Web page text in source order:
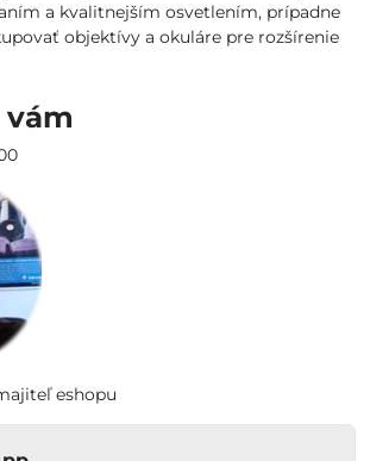
a kvalitnejším osvetlením, prípadne
objektívy a okuláre pre rozšírenie
vám
eshopu